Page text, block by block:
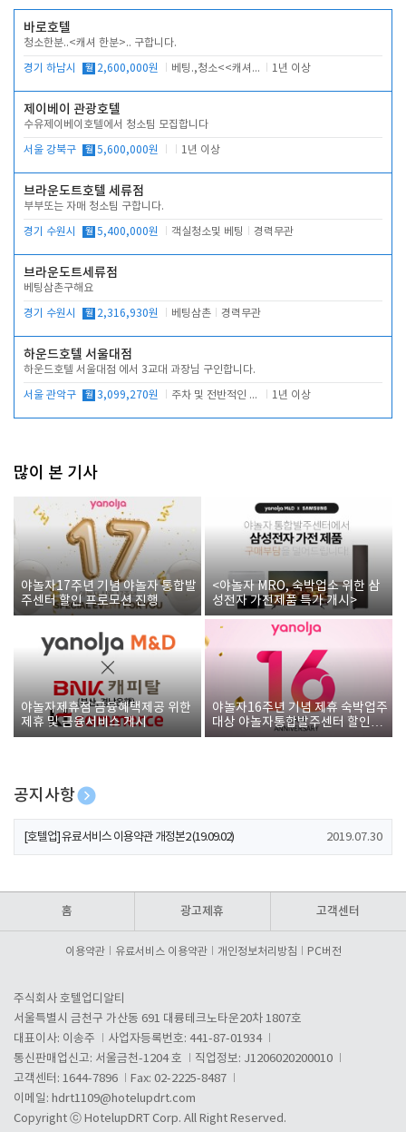
바로호텔
청소한분..<캐셔 한분>.. 구합니다.
경기 하남시 월 2,600,000원 베팅.,청소<<캐셔 모셔봅니다. 1년 이상
제이베이 관광호텔
수유제이베이호텔에서 청소팀 모집합니다
서울 강북구 월 5,600,000원 1년 이상
브라운도트호텔 세류점
부부또는 자매 청소팀 구합니다.
경기 수원시 월 5,400,000원 객실청소및 베팅 경력무관
브라운도트세류점
베팅삼촌구해요
경기 수원시 월 2,316,930원 베팅삼촌 경력무관
하운드호텔 서울대점
하운드호텔 서울대점 에서 3교대 과장님 구인합니다.
서울 관악구 월 3,099,270원 주차 및 전반적인 당번업무 1년 이상
많이 본 기사
야놀자17주년 기념 야놀자 통합발
주센터 할인 프로모션 진행
<야놀자 MRO, 숙박업소 위한 삼
성전자 가전제품 특가 개시>
야놀자제휴점 금융혜택제공 위한
제휴 및 금융서비스 게시
야놀자16주년 기념 제휴 숙박업주
대상 야놀자통합발주센터 할인쿠
폰 증정
공지사항
[호텔업] 개인정보 처리방침 개정본1 (19.09.02)
[호텔업] 유료서비스 이용약관 개정본2 (19.09.02) 2019.07.30
홈 광고제휴 고객센터
이용약관 유료서비스 이용약관 개인정보처리방침 PC버전
주식회사 호텔업디알티
서울특별시 금천구 가산동 691 대륭테크노타운20차 1807호
대표이사: 이송주
사업자등록번호: 441-87-01934
통신판매업신고: 서울금천-1204 호
직업정보: J1206020200010
고객센터: 1644-7896
Fax: 02-2225-8487
이메일: hdrt1109@hotelupdrt.com
Copyright ⓒ HotelupDRT Corp. All Right Reserved.